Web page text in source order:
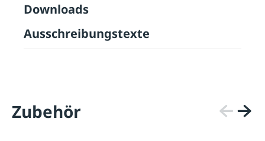
Downloads
Ausschreibungstexte
Zubehör